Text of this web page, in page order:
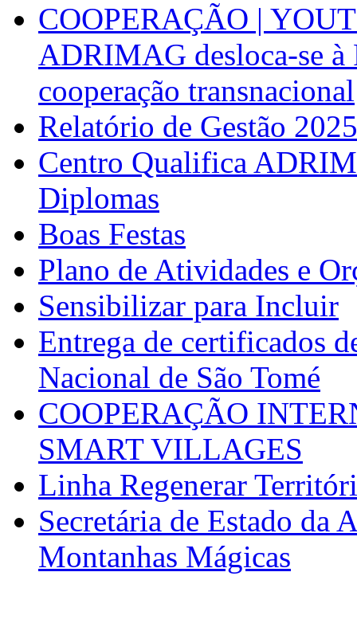
COOPERAÇÃO |
ADRIMAG desloca-se
cooperação transnacional
Relatório de Gestão 2025
Centro Qualifica
Diplomas
Boas Festas
Plano de Atividades e
Sensibilizar para Incluir
Entrega de certificados
Nacional de São Tomé
COOPERAÇÃO
SMART VILLAGES
Linha Regenerar
Secretária de Estado da
Montanhas Mágicas